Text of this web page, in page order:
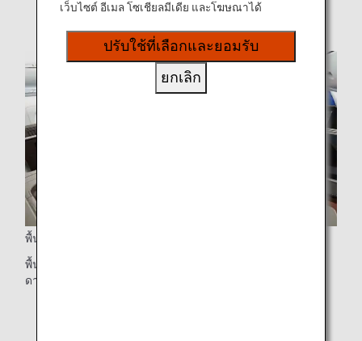
พื้นที่ส่วนตัวสุดพิเศษ
พื้นที่ส่วนตัวสุดพิเศษที่มีเพียง 8 ที่นั่ง ตกแต่งด้วยวอลเปเปอร์รูป
ดาวระยิบระยับยามค่ำคืน
เว็บไซต์ อีเมล โซเชียลมีเดีย และโฆษณาได้
ปรับใช้ที่เลือกและยอมรับ
ยกเลิก